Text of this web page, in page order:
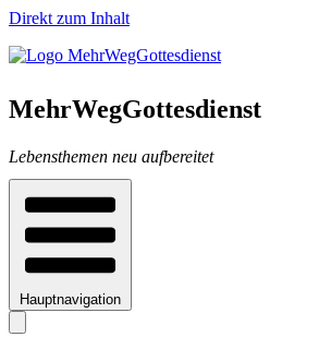
Direkt zum Inhalt
MehrWegGottesdienst
Lebensthemen neu aufbereitet
Hauptnavigation